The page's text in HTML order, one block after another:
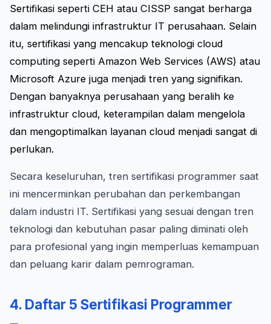
Sertifikasi seperti CEH atau CISSP sangat berharga
dalam melindungi infrastruktur IT perusahaan. Selain
itu, sertifikasi yang mencakup teknologi cloud
computing seperti Amazon Web Services (AWS) atau
Microsoft Azure juga menjadi tren yang signifikan.
Dengan banyaknya perusahaan yang beralih ke
infrastruktur cloud, keterampilan dalam mengelola
dan mengoptimalkan layanan cloud menjadi sangat di
perlukan.
Secara keseluruhan, tren sertifikasi programmer saat
ini mencerminkan perubahan dan perkembangan
dalam industri IT. Sertifikasi yang sesuai dengan tren
teknologi dan kebutuhan pasar paling diminati oleh
para profesional yang ingin memperluas kemampuan
dan peluang karir dalam pemrograman.
4. Daftar 5 Sertifikasi Programmer